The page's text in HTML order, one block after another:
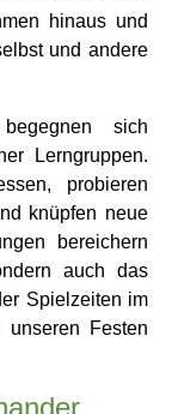
hinaus und
und andere
sich
Lerngruppen.
probieren
knüpfen neue
bereichern
auch das
Spielzeiten im
Festen